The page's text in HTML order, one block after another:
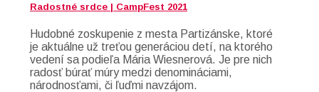
Radostné srdce | CampFest 2021
Hudobné zoskupenie z mesta Partizánske, ktoré
je aktuálne už treťou generáciou detí, na ktorého
vedení sa podieľa Mária Wiesnerová. Je pre nich
radosť búrať múry medzi denomináciami,
národnosťami, či ľuďmi navzájom.